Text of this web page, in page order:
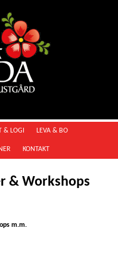
& LOGI LEVA & BO
KONTAKT
& Workshops
m.m.